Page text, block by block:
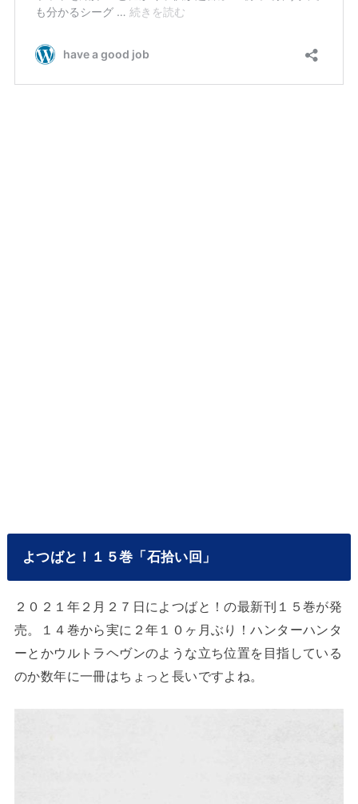
よつばと！１５巻「石拾い回」
２０２１年２月２７日によつばと！の最新刊１５巻が発
売。１４巻から実に２年１０ヶ月ぶり！ハンターハンタ
ーとかウルトラヘヴンのような立ち位置を目指している
のか数年に一冊はちょっと長いですよね。